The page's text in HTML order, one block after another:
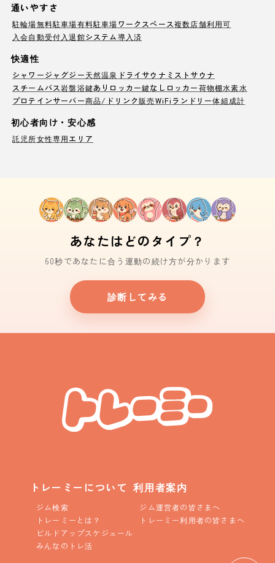
通いやすさ
駐輪場無料駐車場有料駐車場ワークスペース複数店舗利用可
入会自動受付 入退館システム導入済
快適性
シャワージャグジー天然温泉 ドライサウナ ミストサウナ
スチームバス岩盤浴鍵ありロッカー鍵なしロッカー荷物棚水素水
プロテインサーバー商品/ドリンク販売WiFi ランドリー体組成計
初心者向け・安心感
託児所女性専用エリア
あなたはどのタイプ？
60秒であなたに合う運動の続け方が分かります
診断してみる
トレーミーについて
ジム検索
トレーミーとは？
ビルドアップスケジュール
みんなのトレ活
利用者案内
ジム運営者の皆さまへ
トレーミー利用者の皆さまへ